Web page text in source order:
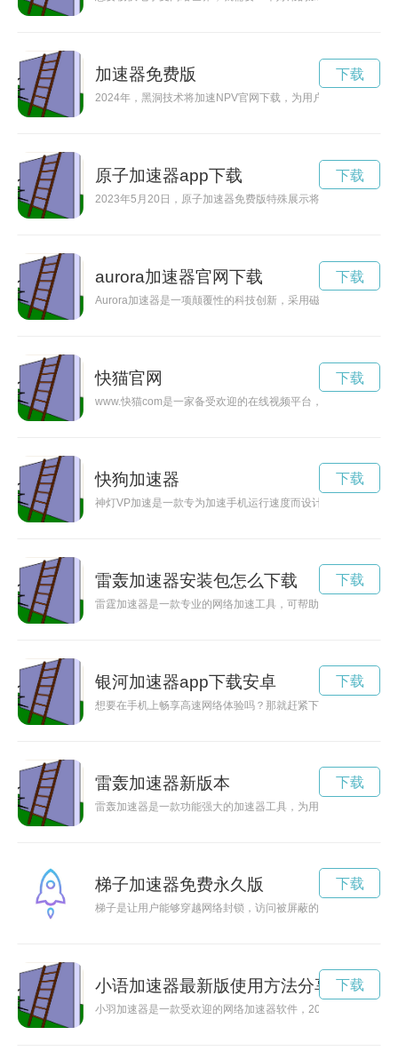
加速器免费版
2024年，黑洞技术将加速NPV官网下载，为用户带来更优质的
下载
原子加速器app下载
2023年5月20日，原子加速器免费版特殊展示将在全球各大科
下载
aurora加速器官网下载
Aurora加速器是一项颠覆性的科技创新，采用磁控聚变技术，
下载
快猫官网
www.快猫com是一家备受欢迎的在线视频平台，用户可以在这
下载
快狗加速器
神灯VP加速是一款专为加速手机运行速度而设计的应用程序，
下载
雷轰加速器安装包怎么下载
雷霆加速器是一款专业的网络加速工具，可帮助用户提升网络
下载
银河加速器app下载安卓
想要在手机上畅享高速网络体验吗？那就赶紧下载银河加速器
下载
雷轰加速器新版本
雷轰加速器是一款功能强大的加速器工具，为用户提供快速、
下载
梯子加速器免费永久版
梯子是让用户能够穿越网络封锁，访问被屏蔽的网站和服务的
下载
小语加速器最新版使用方法分享
小羽加速器是一款受欢迎的网络加速器软件，2023年推出了最
下载